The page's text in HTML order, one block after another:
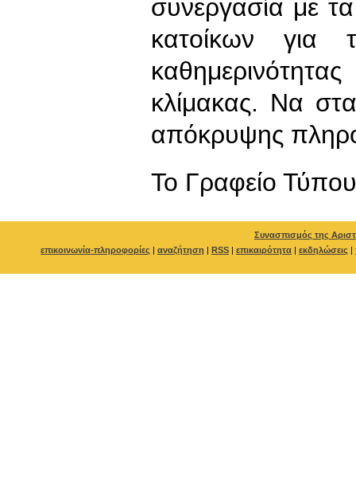
συνεργασία με
κατοίκων για
κλίμακας. Να
απόκρυψης
To Γραφείο Τύπου
Συνασπισμός της
επικοινωνία-πληροφορίες | αναζήτηση | RSS | επικαιρότητα | εκδηλώσεις |